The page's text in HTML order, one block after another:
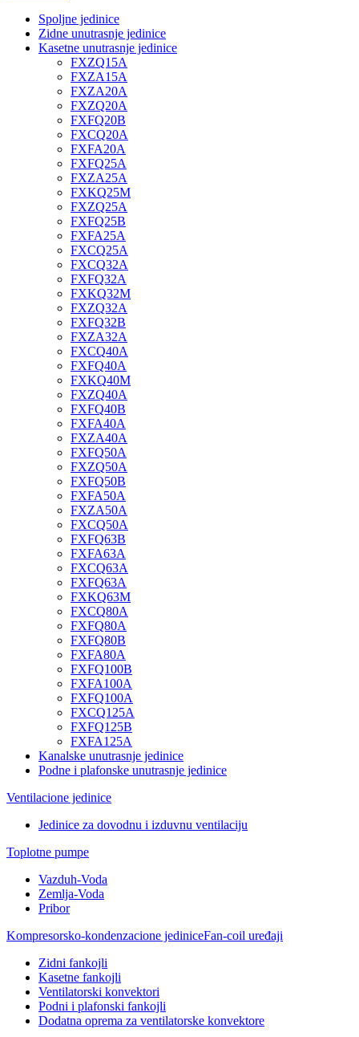
Spoljne jedinice
Zidne unutrasnje jedinice
Kasetne unutrasnje jedinice
FXZQ15A
FXZA15A
FXZA20A
FXZQ20A
FXFQ20B
FXCQ20A
FXFA20A
FXFQ25A
FXZA25A
FXKQ25M
FXZQ25A
FXFQ25B
FXFA25A
FXCQ25A
FXCQ32A
FXFQ32A
FXKQ32M
FXZQ32A
FXFQ32B
FXZA32A
FXCQ40A
FXFQ40A
FXKQ40M
FXZQ40A
FXFQ40B
FXFA40A
FXZA40A
FXFQ50A
FXZQ50A
FXFQ50B
FXFA50A
FXZA50A
FXCQ50A
FXFQ63B
FXFA63A
FXCQ63A
FXFQ63A
FXKQ63M
FXCQ80A
FXFQ80A
FXFQ80B
FXFA80A
FXFQ100B
FXFA100A
FXFQ100A
FXCQ125A
FXFQ125B
FXFA125A
Kanalske unutrasnje jedinice
Podne i plafonske unutrasnje jedinice
Ventilacione jedinice
Jedinice za dovodnu i izduvnu ventilaciju
Toplotne pumpe
Vazduh-Voda
Zemlja-Voda
Pribor
Kompresorsko-kondenzacione jediniceFan-coil uređaji
Zidni fankojli
Kasetne fankojli
Ventilatorski konvektori
Podni i plafonski fankojli
Dodatna oprema za ventilatorske konvektore